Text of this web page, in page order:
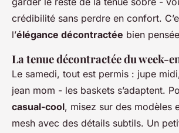
crédibilité sans perdre en confort.
l’élégance décontractée bien
La tenue décontractée du week-
Le samedi, tout est permis : jupe
jean mom - les baskets s’adaptent.
casual-cool, misez sur des modèles
mesh avec des détails subtils. Un